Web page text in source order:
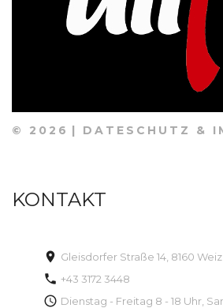
© 2026 DATESCHUTZ &
KONTAKT
Gleisdorfer Straße 14, 8160 Weiz
+43 3172 3448
Dienstag - Freitag 8 - 18 Uhr,